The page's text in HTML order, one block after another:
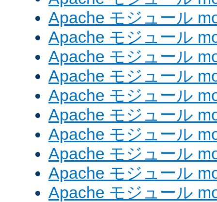
Apache モジュール
Apache モジュール
Apache モジュール
Apache モジュール
Apache モジュール
Apache モジュール
Apache モジュール
Apache モジュール
Apache モジュール
Apache モジュール